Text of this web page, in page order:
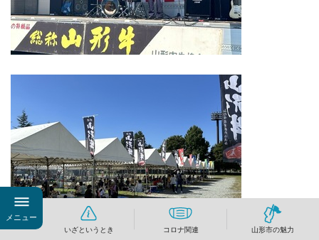
メニュー
いざというとき コロナ関連 山形市の魅力